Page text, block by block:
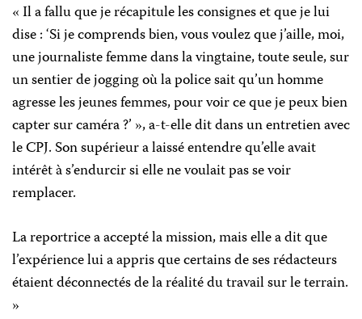
« Il a fallu que je récapitule les consignes et que je lui
dise : ‘Si je comprends bien, vous voulez que j’aille, moi,
une journaliste femme dans la vingtaine, toute seule, sur
un sentier de jogging où la police sait qu’un homme
agresse les jeunes femmes, pour voir ce que je peux bien
capter sur caméra ?’ », a-t-elle dit dans un entretien avec
le CPJ. Son supérieur a laissé entendre qu’elle avait
intérêt à s’endurcir si elle ne voulait pas se voir
remplacer.
La reportrice a accepté la mission, mais elle a dit que
l’expérience lui a appris que certains de ses rédacteurs
étaient déconnectés de la réalité du travail sur le terrain.
»